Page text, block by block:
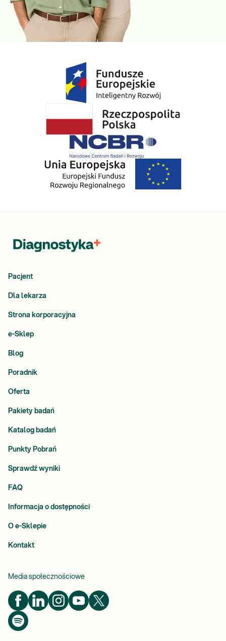
Pacjent
Dla lekarza
Strona korporacyjna
e-Sklep
Blog
Poradnik
Oferta
Pakiety badań
Katalog badań
Punkty Pobrań
Sprawdź wyniki
FAQ
Informacja o dostępności
O e-Sklepie
Kontakt
Media społecznościowe